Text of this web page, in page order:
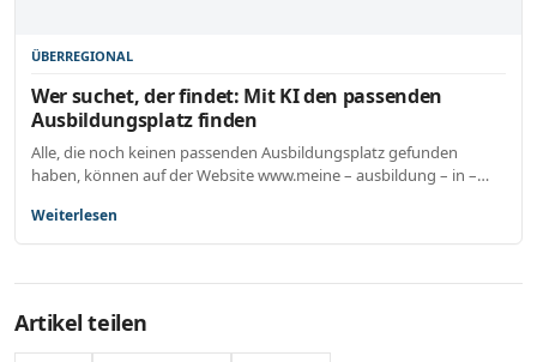
ÜBERREGIONAL
Wer suchet, der findet: Mit KI den passenden
Ausbildungsplatz finden
Alle, die noch keinen passenden Ausbildungsplatz gefunden
haben, können auf der Website www.meine – ausbildung – in –…
Weiterlesen
Artikel teilen